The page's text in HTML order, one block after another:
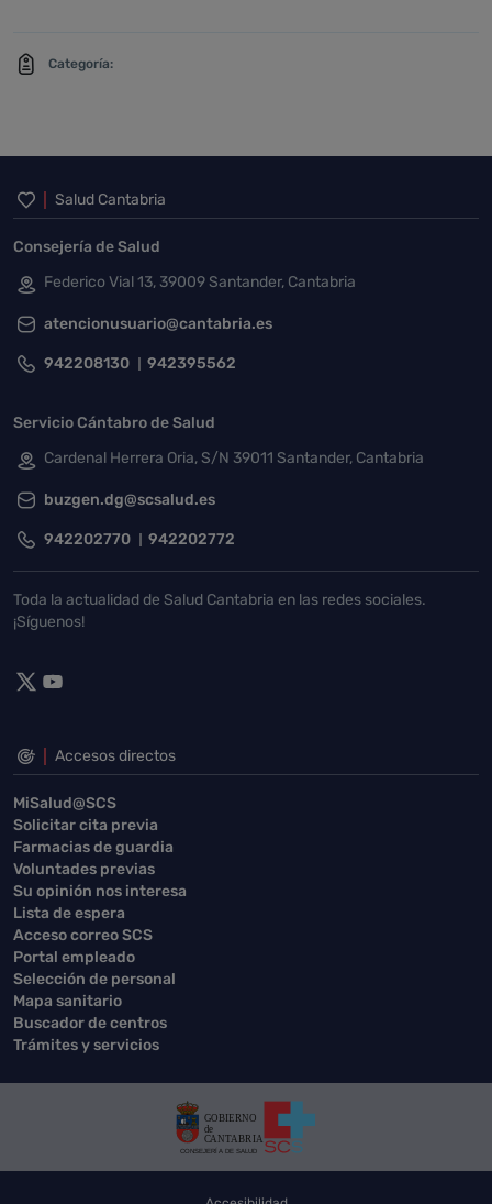
Categoría:
Inicio del pie de página
Salud Cantabria
Consejería de Salud
Federico Vial 13, 39009 Santander, Cantabria
atencionusuario@cantabria.es
942208130 942395562
Servicio Cántabro de Salud
Cardenal Herrera Oria, S/N 39011 Santander, Cantabria
buzgen.dg@scsalud.es
942202770 942202772
Toda la actualidad de Salud Cantabria en las redes sociales.
¡Síguenos!
Accesos directos
MiSalud@SCS
Solicitar cita previa
Farmacias de guardia
Voluntades previas
Su opinión nos interesa
Lista de espera
Acceso correo SCS
Portal empleado
Selección de personal
Mapa sanitario
Buscador de centros
Trámites y servicios